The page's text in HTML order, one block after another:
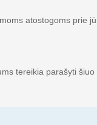
atostogoms prie
tereikia parašyti šiuo